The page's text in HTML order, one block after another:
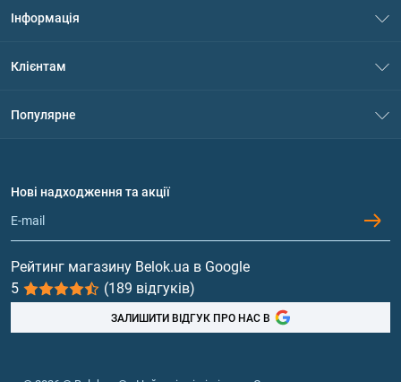
Інформація
Політика конфіденційності
Обмін та повернення
Клієнтам
Популярне
Протеїн
Гейнери
Вітаміни та мінерали
Риб'ячий жир, жирні кислоти
Нові надходження та акції
Рейтинг магазину Belok.ua в Google
5
(189 відгуків)
ЗАЛИШИТИ ВІДГУК ПРО НАС В